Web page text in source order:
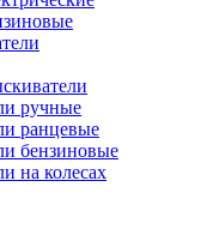
ручные
ранцевые
бензиновые
на колесах